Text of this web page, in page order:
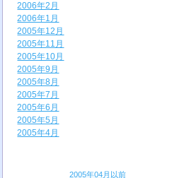
2006年2月
2006年1月
2005年12月
2005年11月
2005年10月
2005年9月
2005年8月
2005年7月
2005年6月
2005年5月
2005年4月
2005年04月以前